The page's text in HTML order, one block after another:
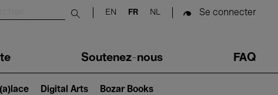
Submit search
EN FR NL Se connecter
Soutenez-nous FAQ
Digital Arts Bozar Books